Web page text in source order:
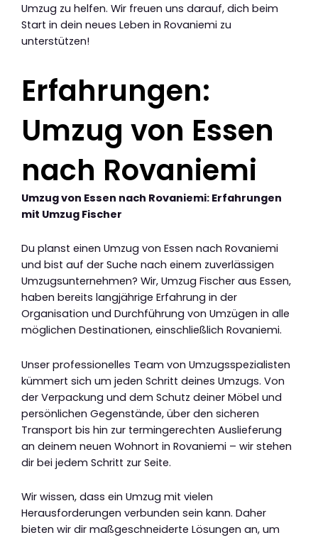
Umzug zu helfen. Wir freuen uns darauf, dich beim
Start in dein neues Leben in Rovaniemi zu
unterstützen!
Erfahrungen:
Umzug von Essen
nach Rovaniemi
Umzug von Essen nach Rovaniemi: Erfahrungen
mit Umzug Fischer
Du planst einen Umzug von Essen nach Rovaniemi
und bist auf der Suche nach einem zuverlässigen
Umzugsunternehmen? Wir, Umzug Fischer aus Essen,
haben bereits langjährige Erfahrung in der
Organisation und Durchführung von Umzügen in alle
möglichen Destinationen, einschließlich Rovaniemi.
Unser professionelles Team von Umzugsspezialisten
kümmert sich um jeden Schritt deines Umzugs. Von
der Verpackung und dem Schutz deiner Möbel und
persönlichen Gegenstände, über den sicheren
Transport bis hin zur termingerechten Auslieferung
an deinem neuen Wohnort in Rovaniemi – wir stehen
dir bei jedem Schritt zur Seite.
Wir wissen, dass ein Umzug mit vielen
Herausforderungen verbunden sein kann. Daher
bieten wir dir maßgeschneiderte Lösungen an, um